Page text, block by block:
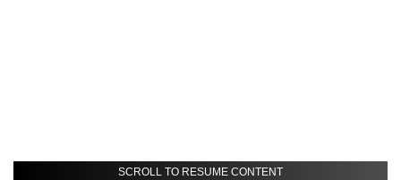
SCROLL TO RESUME CONTENT